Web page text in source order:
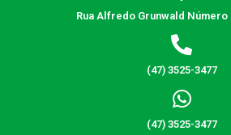
Rua Alfredo Grunwald Número
(47) 3525-3477
(47) 3525-3477